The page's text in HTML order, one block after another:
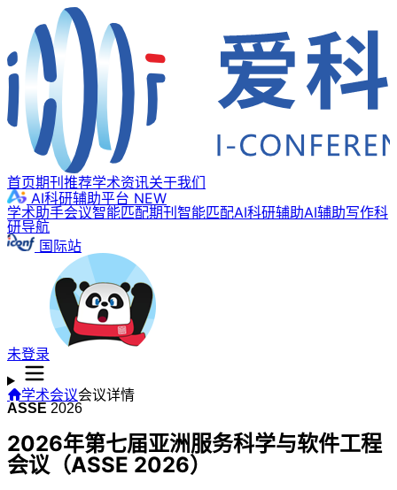
首页期刊推荐学术资讯关于我们
AI科研辅助平台 NEW
学术助手会议智能匹配期刊智能匹配AI科研辅助AI辅助写作科
研导航
国际站
未登录
学术会议会议详情
ASSE 2026
2026年第七届亚洲服务科学与软件工程
会议（ASSE 2026）